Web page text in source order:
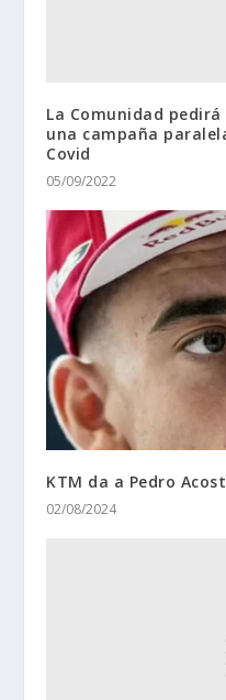
La Comunidad
una campaña
Covid
05/09/2022
KTM da a Pedro
02/08/2024